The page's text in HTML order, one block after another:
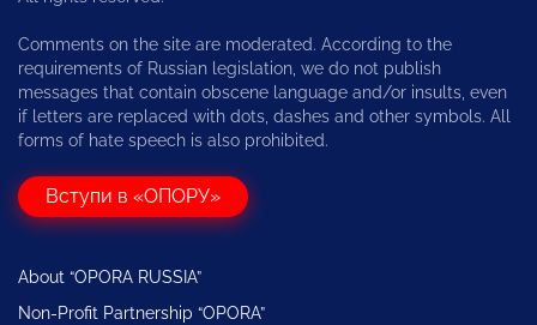
Comments on the site are moderated. According to the
requirements of Russian legislation, we do not publish
messages that contain obscene language and/or insults, even
if letters are replaced with dots, dashes and other symbols. All
forms of hate speech is also prohibited.
Вступи в «ОПОРУ»
About “OPORA RUSSIA”
Non-Profit Partnership “OPORA”